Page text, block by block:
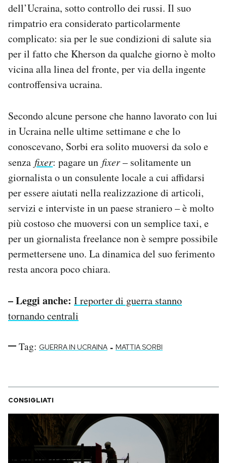
dell’Ucraina, sotto controllo dei russi. Il suo
rimpatrio era considerato particolarmente
complicato: sia per le sue condizioni di salute sia
per il fatto che Kherson da qualche giorno è molto
vicina alla linea del fronte, per via della ingente
controffensiva ucraina.
Secondo alcune persone che hanno lavorato con lui
in Ucraina nelle ultime settimane e che lo
conoscevano, Sorbi era solito muoversi da solo e
senza fixer: pagare un fixer– solitamente un
giornalista o un consulente locale a cui affidarsi
per essere aiutati nella realizzazione di articoli,
servizi e interviste in un paese straniero – è molto
più costoso che muoversi con un semplice taxi, e
per un giornalista freelance non è sempre possibile
permettersene uno. La dinamica del suo ferimento
resta ancora poco chiara.
– Leggi anche: I reporter di guerra stanno
tornando centrali
Tag: GUERRA IN UCRAINA - MATTIA SORBI
CONSIGLIATI